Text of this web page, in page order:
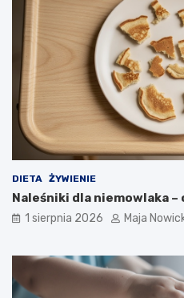
DIETA ŻYWIENIE
Naleśniki dla niemowlaka –
1 sierpnia 2026 Maja